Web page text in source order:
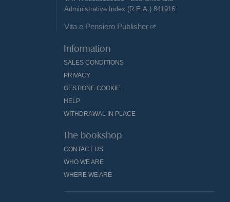
Administrative Index (R.E.A.) 841916
Vita e Pensiero Publisher
Information
SALES CONDITIONS
PRIVACY
GESTIONE COOKIE
HELP
WITHDRAWAL IN PLACE
The bookshop
CONTACT US
WHO WE ARE
WHERE WE ARE